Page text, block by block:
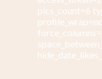
pics_count=6